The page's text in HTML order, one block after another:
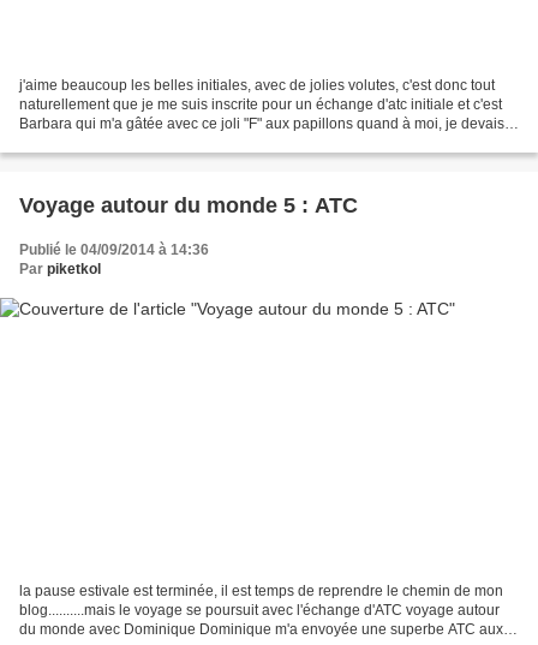
j'aime beaucoup les belles initiales, avec de jolies volutes, c'est donc tout
naturellement que je me suis inscrite pour un échange d'atc initiale et c'est
Barbara qui m'a gâtée avec ce joli "F" aux papillons quand à moi, je devais
Voyage autour du monde 5 : ATC
Publié le 04/09/2014 à 14:36
Par piketkol
la pause estivale est terminée, il est temps de reprendre le chemin de mon
blog..........mais le voyage se poursuit avec l'échange d'ATC voyage autour
du monde avec Dominique Dominique m'a envoyée une superbe ATC aux